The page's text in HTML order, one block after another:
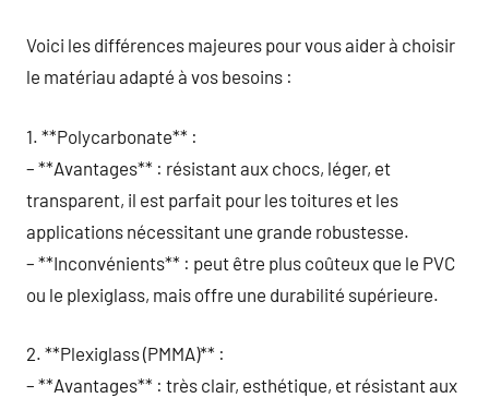
Voici les différences majeures pour vous aider à choisir
le matériau adapté à vos besoins :
1. **Polycarbonate** :
– **Avantages** : résistant aux chocs, léger, et
transparent, il est parfait pour les toitures et les
applications nécessitant une grande robustesse.
– **Inconvénients** : peut être plus coûteux que le PVC
ou le plexiglass, mais offre une durabilité supérieure.
2. **Plexiglass (PMMA)** :
– **Avantages** : très clair, esthétique, et résistant aux